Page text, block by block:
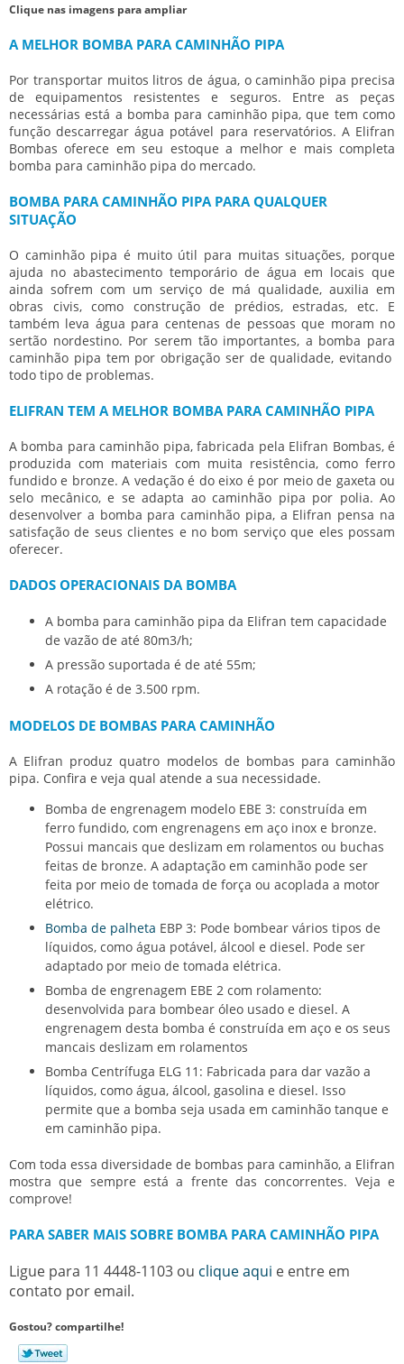
Clique nas imagens para ampliar
A MELHOR BOMBA PARA CAMINHÃO PIPA
Por transportar muitos litros de água, o caminhão pipa precisa
de equipamentos resistentes e seguros. Entre as peças
necessárias está a bomba para caminhão pipa, que tem como
função descarregar água potável para reservatórios. A Elifran
Bombas oferece em seu estoque a melhor e mais completa
bomba para caminhão pipa do mercado.
BOMBA PARA CAMINHÃO PIPA PARA QUALQUER
SITUAÇÃO
O caminhão pipa é muito útil para muitas situações, porque
ajuda no abastecimento temporário de água em locais que
ainda sofrem com um serviço de má qualidade, auxilia em
obras civis, como construção de prédios, estradas, etc. E
também leva água para centenas de pessoas que moram no
sertão nordestino. Por serem tão importantes, a bomba para
caminhão pipa tem por obrigação ser de qualidade, evitando
todo tipo de problemas.
ELIFRAN TEM A MELHOR BOMBA PARA CAMINHÃO PIPA
A bomba para caminhão pipa, fabricada pela Elifran Bombas, é
produzida com materiais com muita resistência, como ferro
fundido e bronze. A vedação é do eixo é por meio de gaxeta ou
selo mecânico, e se adapta ao caminhão pipa por polia. Ao
desenvolver a bomba para caminhão pipa, a Elifran pensa na
satisfação de seus clientes e no bom serviço que eles possam
oferecer.
DADOS OPERACIONAIS DA BOMBA
A bomba para caminhão pipa da Elifran tem capacidade
de vazão de até 80m3/h;
A pressão suportada é de até 55m;
A rotação é de 3.500 rpm.
MODELOS DE BOMBAS PARA CAMINHÃO
A Elifran produz quatro modelos de bombas para caminhão
pipa. Confira e veja qual atende a sua necessidade.
Bomba de engrenagem modelo EBE 3: construída em
ferro fundido, com engrenagens em aço inox e bronze.
Possui mancais que deslizam em rolamentos ou buchas
feitas de bronze. A adaptação em caminhão pode ser
feita por meio de tomada de força ou acoplada a motor
elétrico.
Bomba de palheta EBP 3: Pode bombear vários tipos de
líquidos, como água potável, álcool e diesel. Pode ser
adaptado por meio de tomada elétrica.
Bomba de engrenagem EBE 2 com rolamento:
desenvolvida para bombear óleo usado e diesel. A
engrenagem desta bomba é construída em aço e os seus
mancais deslizam em rolamentos
Bomba Centrífuga ELG 11: Fabricada para dar vazão a
líquidos, como água, álcool, gasolina e diesel. Isso
permite que a bomba seja usada em caminhão tanque e
em caminhão pipa.
Com toda essa diversidade de bombas para caminhão, a Elifran
mostra que sempre está a frente das concorrentes. Veja e
comprove!
PARA SABER MAIS SOBRE BOMBA PARA CAMINHÃO PIPA
Ligue para 11 4448-1103 ou clique aqui e entre em
contato por email.
Gostou? compartilhe!